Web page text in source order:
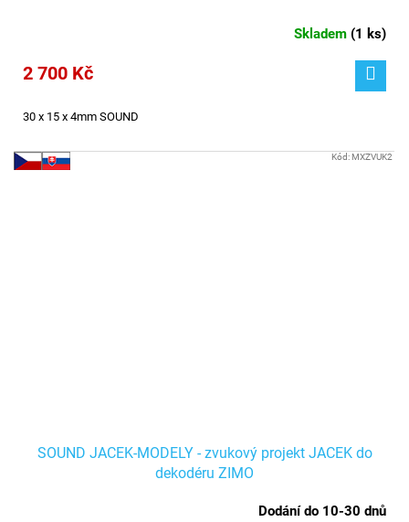
Skladem (1 ks)
2 700 Kč
30 x 15 x 4mm SOUND
SOUND JACEK-MODELY - zvukový projekt JACEK do
dekodéru ZIMO
Dodání do 10-30 dnů
Kód:MXZVUK2